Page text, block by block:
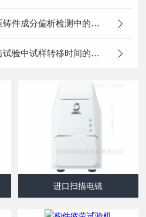
直读光谱分析仪在锌合金压铸件成分偏析检测中的微区分析功能
摆锤冲击试验机在低温冲击试验中试样转移时间的控制与温度回升
进口扫描电镜